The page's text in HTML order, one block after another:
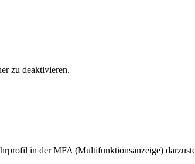
zu deaktivieren.
in der MFA (Multifunktionsanzeige)